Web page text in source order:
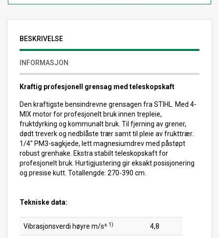
BESKRIVELSE
INFORMASJON
Kraftig profesjonell grensag med teleskopskaft
Den kraftigste bensindrevne grensagen fra STIHL. Med 4-
MIX motor for profesjonelt bruk innen trepleie,
fruktdyrking og kommunalt bruk. Til fjerning av grener,
dødt treverk og nedblåste trær samt til pleie av frukttrær.
1/4" PM3-sagkjede, lett magnesiumdrev med påstøpt
robust grenhake. Ekstra stabilt teleskopskaft for
profesjonelt bruk. Hurtigjustering gir eksakt posisjonering
og presise kutt. Totallengde: 270-390 cm.
Tekniske data:
Vibrasjonsverdi høyre m/s² 1) 4,8